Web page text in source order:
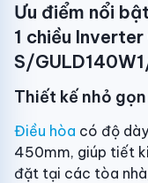
Khối lượng dàn lạnh:
Kích thước dàn
94cm x 82cm x
Khối lượng dàn nóng:
Nguồn điện áp:
Ưu điểm nổi
1 chiều
S/
Thiết kế nhỏ
Điều hòa có độ
450mm, giúp tiết
đặt tại các tòa